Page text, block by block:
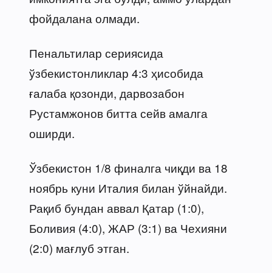
фойдалана олмади.
Пенальтилар сериясида
ўзбекистонликлар 4:3 ҳисобида
ғалаба қозонди, дарвозабон
Рустамжонов битта сейв амалга
оширди.
Ўзбекистон 1/8 финалга чиқди ва 18
ноябрь куни Италия билан ўйнайди.
Рақиб бундан аввал Қатар (1:0),
Боливия (4:0), ЖАР (3:1) ва Чехияни
(2:0) мағлуб этган.